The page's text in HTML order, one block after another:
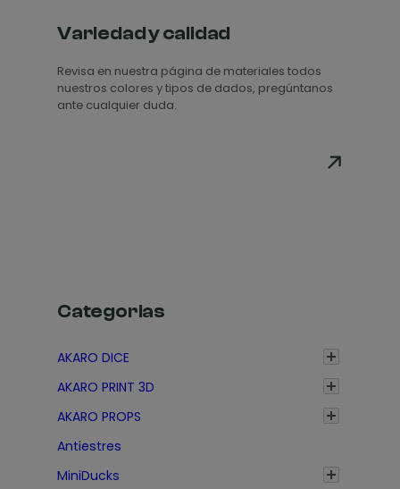
Variedad y calidad
Revisa en nuestra página de materiales todos
nuestros colores y tipos de dados, pregúntanos
ante cualquier duda.
Categorias
AKARO DICE
AKARO PRINT 3D
AKARO PROPS
Antiestres
MiniDucks